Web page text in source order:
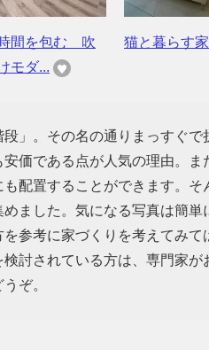
間を包む 吹
モダ...
猫と暮らす家
」。その名の通りまっすぐ
価である点が人気の理由。
配置することができます。
ました。気になる写真は簡
参考に家づくりを考えてみ
討されている方は、専門家
うぞ。